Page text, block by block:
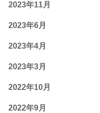
2023年11月
2023年6月
2023年4月
2023年3月
2022年10月
2022年9月